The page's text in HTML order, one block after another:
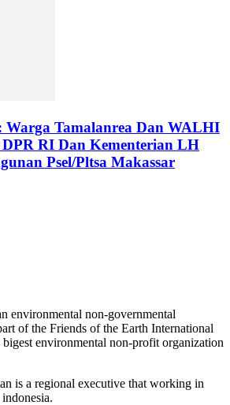
Tamalanrea Dan WALHI
RI Dan Kementerian LH
Psel/Pltsa Makassar
environmental non-governmental
of the Friends of the Earth International
environmental non-profit organization
is a regional executive that working in